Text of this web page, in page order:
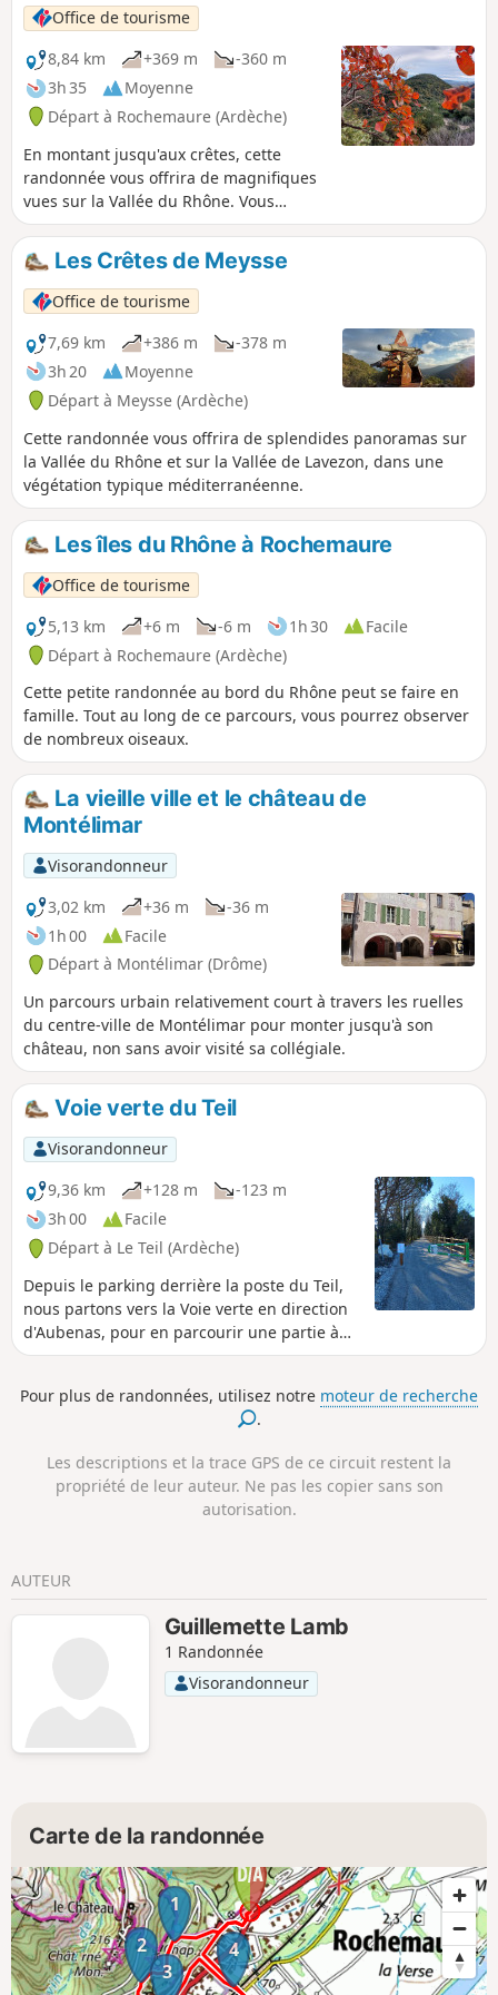
plateau du Coiron.
Office de tourisme
8,84 km
+369 m
-360 m
3h 35
Moyenne
Départ à Rochemaure (Ardèche)
En montant jusqu'aux crêtes, cette
randonnée vous offrira de magnifiques
vues sur la Vallée du Rhône. Vous
traversez la Forêt Domaniale de Berg
sur un chemin bordé de cèdres.
Les Crêtes de Meysse
Office de tourisme
7,69 km
+386 m
-378 m
3h 20
Moyenne
Départ à Meysse (Ardèche)
Cette randonnée vous offrira de splendides panoramas sur
la Vallée du Rhône et sur la Vallée de Lavezon, dans une
végétation typique méditerranéenne.
Les îles du Rhône à Rochemaure
Office de tourisme
5,13 km
+6 m -6 m 1h 30
Facile
Départ à Rochemaure (Ardèche)
Cette petite randonnée au bord du Rhône peut se faire en
famille. Tout au long de ce parcours, vous pourrez observer
de nombreux oiseaux.
La vieille ville et le château de
Montélimar
Visorandonneur
3,02 km
+36 m
-36 m
1h 00
Facile
Départ à Montélimar (Drôme)
Un parcours urbain relativement court à travers les ruelles
du centre-ville de Montélimar pour monter jusqu'à son
château, non sans avoir visité sa collégiale.
Voie verte du Teil
Visorandonneur
9,36 km
+128 m
-123 m
3h 00
Facile
Départ à Le Teil (Ardèche)
Depuis le parking derrière la poste du Teil,
nous partons vers la Voie verte en direction
d'Aubenas, pour en parcourir une partie à
travers ponts et tunnels avant de revenir par
Pour plus de randonnées, utilisez notre moteur de recherche
.
Les descriptions et la trace GPS de ce circuit restent la
propriété de leur auteur. Ne pas les copier sans son
autorisation.
AUTEUR
Guillemette Lamb
1 Randonnée
Visorandonneur
Carte de la randonnée
1
2
3
4